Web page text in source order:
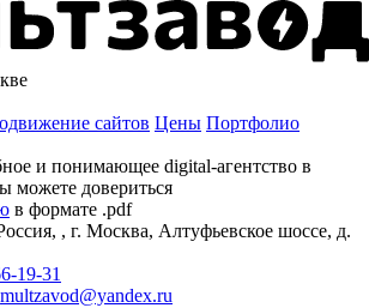
сайтов Цены Портфолио
и понимающее digital-агентство в
можете довериться
в формате .pdf
, , г. Москва, Алтуфьевское шоссе, д.
19-31
multzavod@yandex.ru